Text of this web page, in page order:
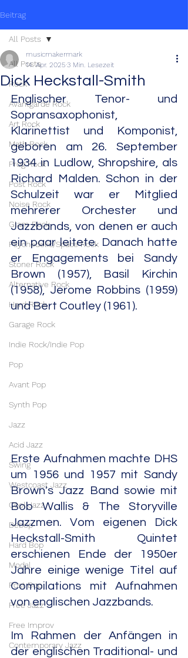
Beitrag
All Posts
Rock
Avantgarde Rock
Art Rock
Math Rock
Prog Rock
Post Rock
Noise Rock
Glam Rock
Psychedelic/Space Rock
Stoner Rock
Alternative Rock
Hard Rock
Garage Rock
Indie Rock/Indie Pop
Pop
Avant Pop
Synth Pop
Jazz
Acid Jazz
Swing
Westcoast Jazz
Cool Jazz
Bebop
Hard Bop
Modal
Post Bop
Free Jazz
Free Improv
Contemporary Jazz
All Posts
Dick Heckstall-Smith
musicmakermark
14. Apr. 2025 3 Min. Lesezeit
Englischer Tenor- und
Sopransaxophonist,
Klarinettist und Komponist,
geboren am 26. September
1934 in Ludlow, Shropshire, als
Richard Malden. Schon in der
Schulzeit war er Mitglied
mehrerer Orchester und
Jazzbands, von denen er auch
ein paar leitete. Danach hatte
er Engagements bei Sandy
Brown (1957), Basil Kirchin
(1958), Jerome Robbins (1959)
und Bert Coutley (1961).
Erste Aufnahmen machte DHS
um 1956 und 1957 mit Sandy
Brown's Jazz Band sowie mit
Bob Wallis & The Storyville
Jazzmen. Vom eigenen Dick
Heckstall-Smith Quintet
erschienen Ende der 1950er
Jahre einige wenige Titel auf
Compilations mit Aufnahmen
von englischen Jazzbands.
Im Rahmen der Anfängen in
der englischen Traditional- und